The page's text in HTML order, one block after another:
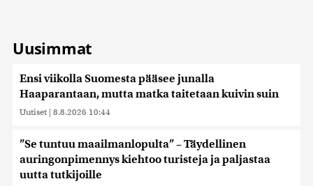
Uusimmat
Ensi viikolla Suomesta pääsee junalla
Haaparantaan, mutta matka taitetaan kuivin suin
Uutiset | 8.8.2026 10:44
”Se tuntuu maailmanlopulta” – Täydellinen
auringonpimennys kiehtoo turisteja ja paljastaa
uutta tutkijoille